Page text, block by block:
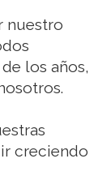
nuestro
los años,
creciendo